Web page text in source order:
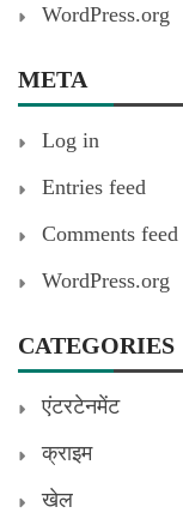
WordPress.org
META
Log in
Entries feed
Comments feed
WordPress.org
CATEGORIES
एंटरटेनमेंट
क्राइम
खेल